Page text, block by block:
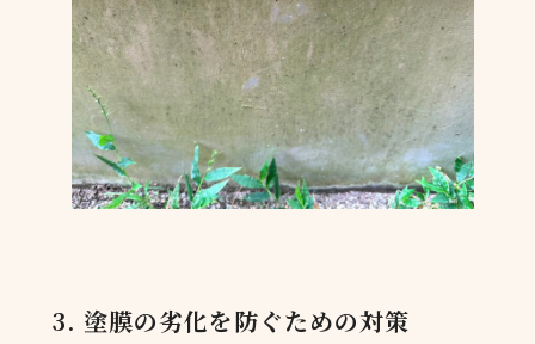
3. 塗膜の劣化を防ぐための対策